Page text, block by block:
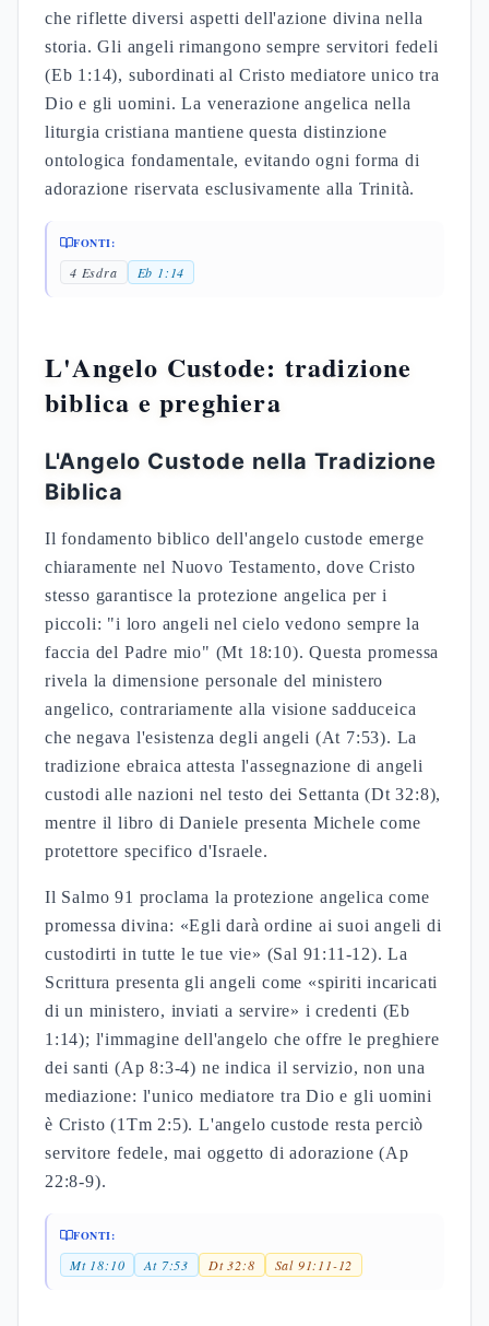
che riflette diversi aspetti dell'azione divina nella
storia. Gli angeli rimangono sempre servitori fedeli
(Eb 1:14), subordinati al Cristo mediatore unico tra
Dio e gli uomini. La venerazione angelica nella
liturgia cristiana mantiene questa distinzione
ontologica fondamentale, evitando ogni forma di
adorazione riservata esclusivamente alla Trinità.
FONTI:
4 Esdra Eb 1:14
L'Angelo Custode: tradizione
biblica e preghiera
L'Angelo Custode nella Tradizione
Biblica
Il fondamento biblico dell'angelo custode emerge
chiaramente nel Nuovo Testamento, dove Cristo
stesso garantisce la protezione angelica per i
piccoli: "i loro angeli nel cielo vedono sempre la
faccia del Padre mio" (Mt 18:10). Questa promessa
rivela la dimensione personale del ministero
angelico, contrariamente alla visione sadduceica
che negava l'esistenza degli angeli (At 7:53). La
tradizione ebraica attesta l'assegnazione di angeli
custodi alle nazioni nel testo dei Settanta (Dt 32:8),
mentre il libro di Daniele presenta Michele come
protettore specifico d'Israele.
Il Salmo 91 proclama la protezione angelica come
promessa divina: «Egli darà ordine ai suoi angeli di
custodirti in tutte le tue vie» (Sal 91:11-12). La
Scrittura presenta gli angeli come «spiriti incaricati
di un ministero, inviati a servire» i credenti (Eb
1:14); l'immagine dell'angelo che offre le preghiere
dei santi (Ap 8:3-4) ne indica il servizio, non una
mediazione: l'unico mediatore tra Dio e gli uomini
è Cristo (1Tm 2:5). L'angelo custode resta perciò
servitore fedele, mai oggetto di adorazione (Ap
22:8-9).
FONTI:
Mt 18:10 At 7:53 Dt 32:8 Sal 91:11-12